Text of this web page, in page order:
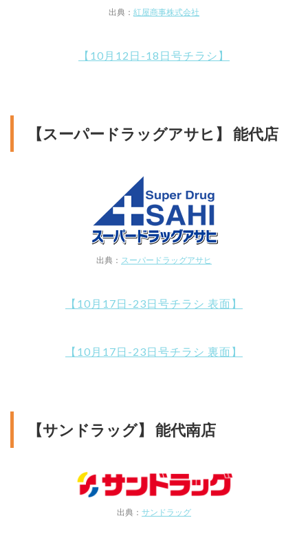
出典： 紅屋商事株式会社
【10月12日-18日号チラシ】
【スーパードラッグアサヒ】 能代店
出典： スーパードラッグアサヒ
【10月17日-23日号チラシ 表面】
【10月17日-23日号チラシ 裏面】
【サンドラッグ】 能代南店
出典： サンドラッグ